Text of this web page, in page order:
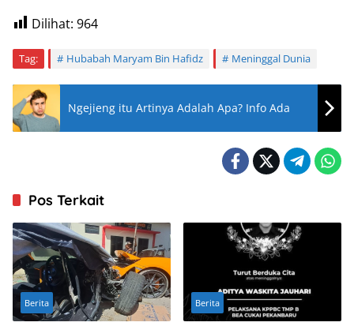
Dilihat: 964
Tag: Hubabah Maryam Bin Hafidz Meninggal Dunia
Ngejieng itu Artinya Adalah Apa? Info Ada
Pos Terkait
Berita Berita